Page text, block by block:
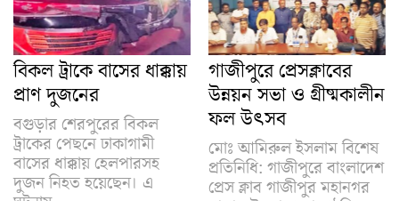
ছাগলকাণ্ডে আলোচিত সেই মতিউরের
বিচার…
৫ আগস্ট ঘিরে কার্যক্রম নিষিদ্ধ…
দুবাইয়ে বেনজীরের জামিন নিয়ে যা…
বিকল ট্রাকে বাসের ধাক্কায়
প্রাণ দুজনের
বগুড়ার শেরপুরের বিকল
ট্রাকের পেছনে ঢাকাগামী
বাসের ধাক্কায় হেলপারসহ
দুজন নিহত হয়েছেন। এ
গাজীপুরে প্রেসক্লাবের
উন্নয়ন সভা ও গ্রীষ্মকালীন
ফল উৎসব
মোঃ আমিরুল ইসলাম বিশেষ
প্রতিনিধি: গাজীপুরে বাংলাদেশ
প্রেস ক্লাব গাজীপুর মহানগর